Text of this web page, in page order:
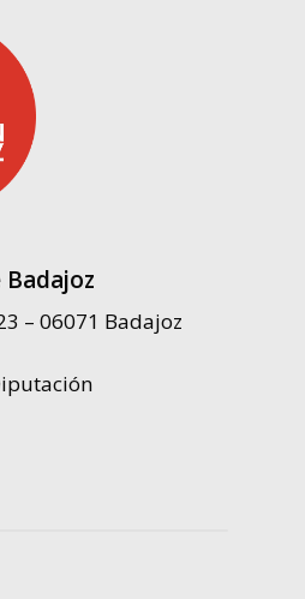
– 06071 Badajoz